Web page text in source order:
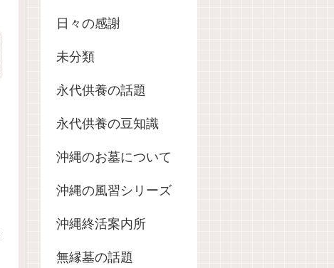
日々の感謝
未分類
永代供養の話題
永代供養の豆知識
沖縄のお墓について
沖縄の風習シリーズ
沖縄終活案内所
無縁墓の話題